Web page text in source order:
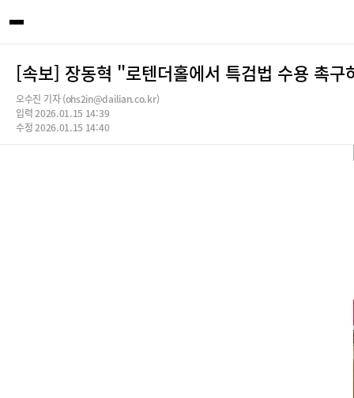
[속보] 장동혁 "로텐더홀에서 특검법 수용 촉
오수진 기자 (ohs2in@dailian.co.kr)
입력 2026.01.15 14:39
수정 2026.01.15 14:40